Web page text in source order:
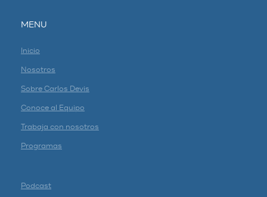
MENU
Inicio
Nosotros
Sobre Carlos Devis
Conoce al Equipo
Trabaja con nosotros
Programas
Podcast